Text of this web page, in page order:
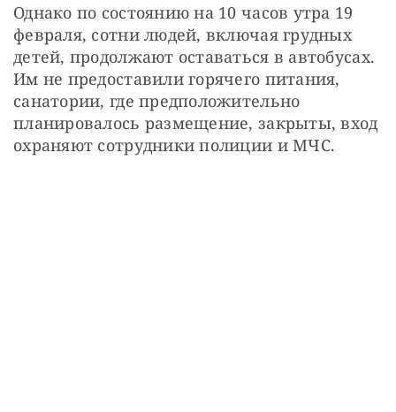
Однако по состоянию на 10 часов утра 19
февраля, сотни людей, включая грудных
детей, продолжают оставаться в автобусах.
Им не предоставили горячего питания,
санатории, где предположительно
планировалось размещение, закрыты, вход
охраняют сотрудники полиции и МЧС.